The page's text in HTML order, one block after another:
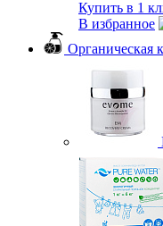
Купить в 1
В избранное
Органическая